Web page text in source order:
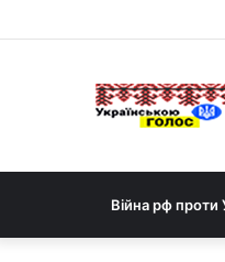
Війна рф проти